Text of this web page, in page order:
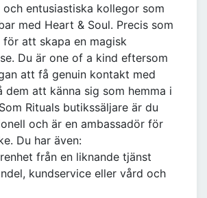
och entusiastiska kollegor som
med Heart & Soul. Precis som
för att skapa en magisk
Du är one of a kind eftersom
att få genuin kontakt med
dem att känna sig som hemma i
Rituals butikssäljare är du
och är en ambassadör för
Du har även:
från en liknande tjänst
kundservice eller vård och